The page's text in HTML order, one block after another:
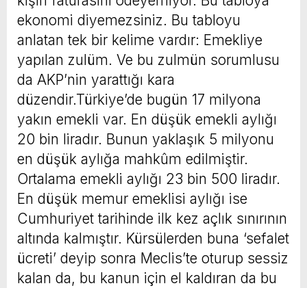
ekonomi diyemezsiniz. Bu tabloyu
anlatan tek bir kelime vardır: Emekliye
yapılan zulüm. Ve bu zulmün sorumlusu
da AKP’nin yarattığı kara
düzendir.Türkiye’de bugün 17 milyona
yakın emekli var. En düşük emekli aylığı
20 bin liradır. Bunun yaklaşık 5 milyonu
en düşük aylığa mahkûm edilmiştir.
Ortalama emekli aylığı 23 bin 500 liradır.
En düşük memur emeklisi aylığı ise
Cumhuriyet tarihinde ilk kez açlık sınırının
altında kalmıştır. Kürsülerden buna ‘sefalet
ücreti’ deyip sonra Meclis’te oturup sessiz
kalan da, bu kanun için el kaldıran da bu